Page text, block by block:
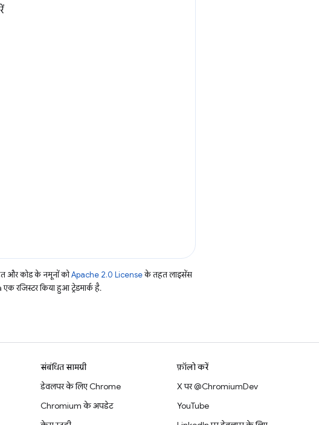
और कोड के नमूनों कोApache 2.0 Licenseके तहत लाइसेंस
रजिस्टर किया हुआ ट्रेडमार्क है.
संबंधित सामग्री
डेवलपर के लिए Chrome
Chromium के अपडेट
फ़ॉलो करें
X पर @ChromiumDev
YouTube